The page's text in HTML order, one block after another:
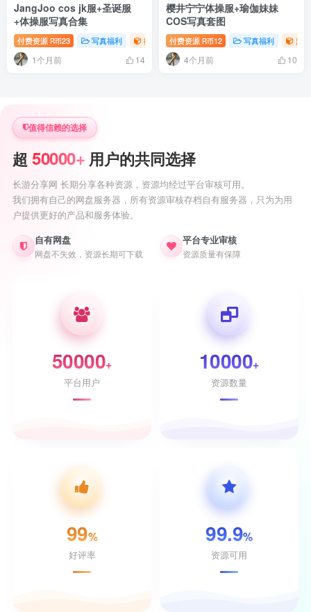
JangJoo cos jk服+圣诞服
+体操服写真合集
付费资源 R币23 写真福利 御姐写真照片专题
1个月前 14
樱井宁宁体操服+瑜伽妹妹
COS写真套图
付费资源 R币12 写真福利 萝
4个月前 10
值得信赖的选择
超50000+ 用户的共同选择
长游分享网 长期分享各种资源，资源均经过平台审核可用。
我们拥有自己的网盘服务器，所有资源审核存档自有服务器，只为为用
户提供更好的产品和服务体验。
自有网盘
网盘不失效，资源长期可下载
平台专业审核
资源质量有保障
50000+
平台用户
10000+
资源数量
99%
好评率
99.9%
资源可用